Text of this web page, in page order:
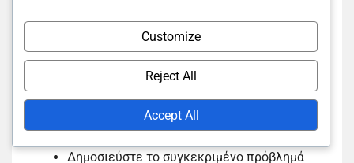
χρήστες μπορεί να παρέχει πληροφορίες που οι
επίσημοι πόροι μπορεί να μην καλύπτουν.
Αναζητήστε υπάρχοντα νήματα που
σχετίζονται με το ζήτημά σας για να δείτε
αν άλλοι έχουν βρει λύσεις.
Δημοσιεύστε το συγκεκριμένο πρόβλημά
Customize
Reject All
Accept All